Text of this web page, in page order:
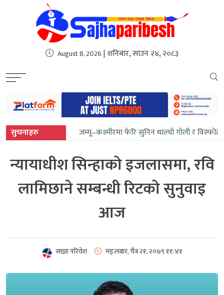
sweet bonanza
August 8, 2026 | शनिबार, साउन २४, २०८३
सुचनाहरु जम्मू–कश्मीरमा फेरि सुनिन थाल्यो गोली र
न्यायाधीश सिन्हाको इजलासमा, रवि
लामिछाने सम्बन्धी रिटको सुनुवाइ
आज
साझा परिवेश मङ्लबार, चैत्र २१, २०७९ ११:४१